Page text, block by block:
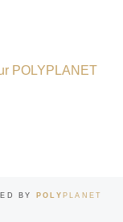
BY POLY PLANET